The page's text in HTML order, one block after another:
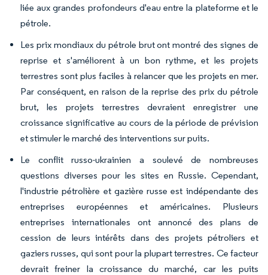
liée aux grandes profondeurs d'eau entre la plateforme et le
pétrole.
Les prix mondiaux du pétrole brut ont montré des signes de
reprise et s'améliorent à un bon rythme, et les projets
terrestres sont plus faciles à relancer que les projets en mer.
Par conséquent, en raison de la reprise des prix du pétrole
brut, les projets terrestres devraient enregistrer une
croissance significative au cours de la période de prévision
et stimuler le marché des interventions sur puits.
Le conflit russo-ukrainien a soulevé de nombreuses
questions diverses pour les sites en Russie. Cependant,
l'industrie pétrolière et gazière russe est indépendante des
entreprises européennes et américaines. Plusieurs
entreprises internationales ont annoncé des plans de
cession de leurs intérêts dans des projets pétroliers et
gaziers russes, qui sont pour la plupart terrestres. Ce facteur
devrait freiner la croissance du marché, car les puits